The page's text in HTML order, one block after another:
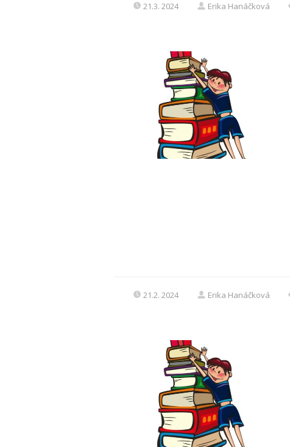
21.3. 2024 Erika Hanáčková
21.2. 2024 Erika Hanáčková